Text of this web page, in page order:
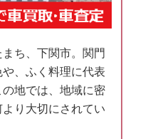
ち、下関市。関門
、ふく料理に代表
地では、地域に密
り大切にされてい